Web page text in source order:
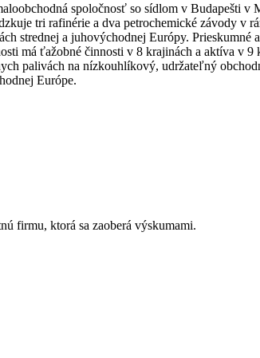
spoločnosť so sídlom v Budapešti
tri rafinérie a dva petrochemické závody v
strednej a juhovýchodnej Európy.
má ťažobné činnosti v 8 krajinách a aktíva v 9
palivách na nízkouhlíkový, udržateľný
Európe.
firmu, ktorá sa zaoberá výskumami.